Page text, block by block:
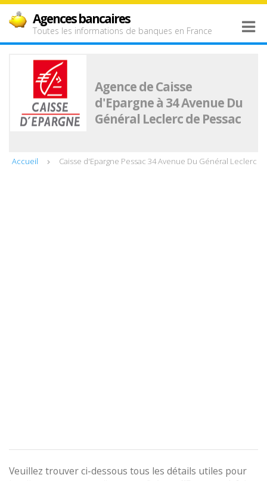
Agences bancaires
Toutes les informations de banques en France
Agence de Caisse
d'Epargne à 34 Avenue Du
Général Leclerc de Pessac
Accueil Caisse d'Epargne Pessac 34 Avenue Du Général Leclerc
Veuillez trouver ci-dessous tous les détails utiles pour